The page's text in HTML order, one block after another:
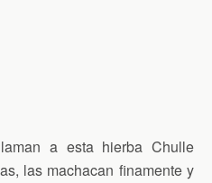
a esta hierba Chulle
las machacan finamente y